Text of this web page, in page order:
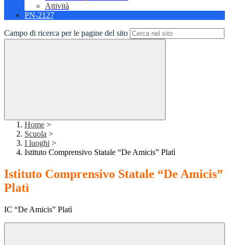
Attività
PN-2127
Campo di ricerca per le pagine del sito
Home >
Scuola >
I luoghi >
Istituto Comprensivo Statale “De Amicis” Platì
Istituto Comprensivo Statale “De Amicis”
Platì
IC “De Amicis” Platì